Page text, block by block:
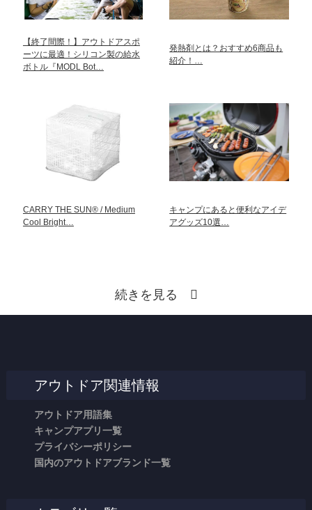
【終了間際！】アウトドアスポ
ーツに最適！シリコン製の給水
ボトル『MODL Bot…
発熱剤とは？おすすめ6商品も
紹介！…
CARRY THE SUN® / Medium
Cool Bright…
キャンプにあると便利なアイデ
アグッズ10選…
続きを見る
アウトドア関連情報
アウトドア用語集
キャンプアプリ一覧
プライバシーポリシー
国内のアウトドアブランド一覧